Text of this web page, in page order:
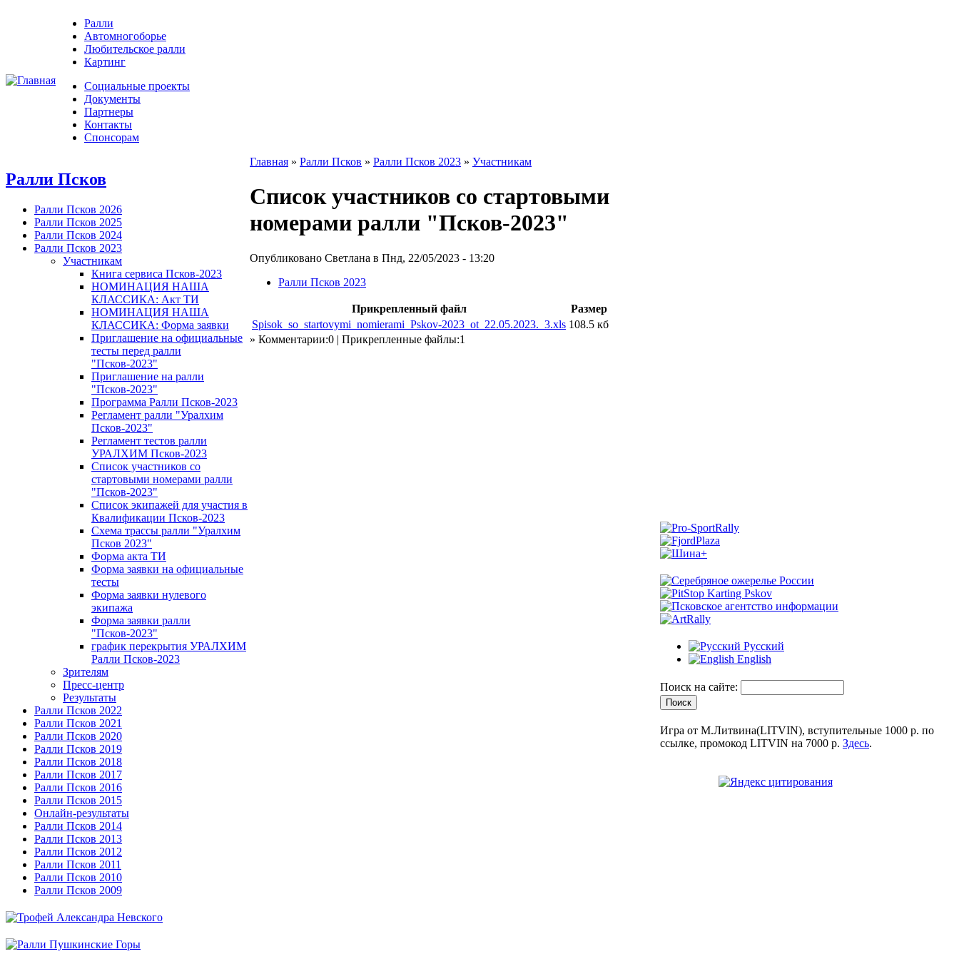
Ралли
Автомногоборье
Любительское ралли
Картинг
Социальные проекты
Документы
Партнеры
Контакты
Спонсорам
Ралли Псков
Ралли Псков 2026
Ралли Псков 2025
Ралли Псков 2024
Ралли Псков 2023
Участникам
Книга сервиса Псков-2023
НОМИНАЦИЯ НАША
КЛАССИКА: Акт ТИ
НОМИНАЦИЯ НАША
КЛАССИКА: Форма заявки
Приглашение на официальные
тесты перед ралли
"Псков-2023"
Приглашение на ралли
"Псков-2023"
Программа Ралли Псков-2023
Регламент ралли "Уралхим
Псков-2023"
Регламент тестов ралли
УРАЛХИМ Псков-2023
Список участников со
стартовыми номерами ралли
"Псков-2023"
Список экипажей для участия в
Квалификации Псков-2023
Схема трассы ралли "Уралхим
Псков 2023"
Форма акта ТИ
Форма заявки на официальные
тесты
Форма заявки нулевого
экипажа
Форма заявки ралли
"Псков-2023"
график перекрытия УРАЛХИМ
Ралли Псков-2023
Зрителям
Пресс-центр
Результаты
Ралли Псков 2022
Ралли Псков 2021
Ралли Псков 2020
Ралли Псков 2019
Ралли Псков 2018
Ралли Псков 2017
Ралли Псков 2016
Ралли Псков 2015
Онлайн-результаты
Ралли Псков 2014
Ралли Псков 2013
Ралли Псков 2012
Ралли Псков 2011
Ралли Псков 2010
Ралли Псков 2009
Главная » Ралли Псков » Ралли Псков 2023 » Участникам
Список участников со стартовыми
номерами ралли "Псков-2023"
Опубликовано Светлана в Пнд, 22/05/2023 - 13:20
Ралли Псков 2023
Прикрепленный файл
Размер
Spisok_so_startovymi_nomierami_Pskov-2023_ot_22.05.2023._3.xls 108.5 кб
» Комментарии:0 | Прикрепленные файлы:1
Русский
English
Поиск на сайте:
Игра от М.Литвина(LITVIN), вступительные 1000 р. по
ссылке, промокод LITVIN на 7000 р. Здесь.